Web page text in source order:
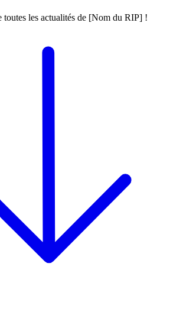
toutes les actualités de [Nom du RIP] !